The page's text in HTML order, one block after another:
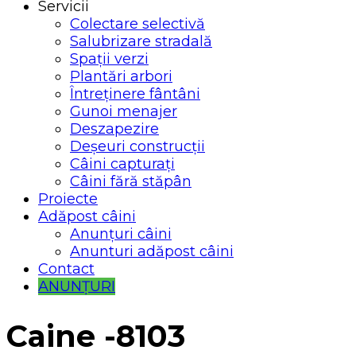
Servicii
Colectare selectivă
Salubrizare stradală
Spații verzi
Plantări arbori
Întreținere fântâni
Gunoi menajer
Deszapezire
Deșeuri construcții
Câini capturați
Câini fără stăpân
Proiecte
Adăpost câini
Anunțuri câini
Anunturi adăpost câini
Contact
ANUNȚURI
Caine -8103